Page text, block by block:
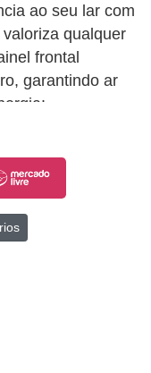
ao seu lar com
qualquer
frontal
garantindo ar
e bactérias,
Instalação
oferecendo